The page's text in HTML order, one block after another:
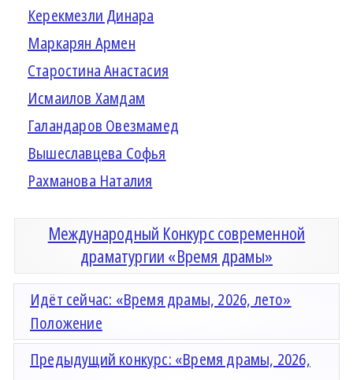
Керекмезли Динара
Маркарян Армен
Старостина Анастасия
Исмаилов Хамдам
Галандаров Овезмамед
Вышеславцева Софья
Рахманова Наталия
Международный Конкурс современной
драматургии «Время драмы»
Идёт сейчас: «Время драмы, 2026, лето»
Положение
Предыдущий конкурс: «Время драмы, 2026,